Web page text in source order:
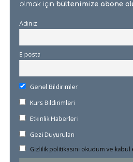
olmak için bültenimize abone
Adınız
E posta
Genel Bildirimler
Kurs Bildirimleri
Etkinlik Haberleri
Gezi Duyuruları
Gizlilik politikasını okudum ve